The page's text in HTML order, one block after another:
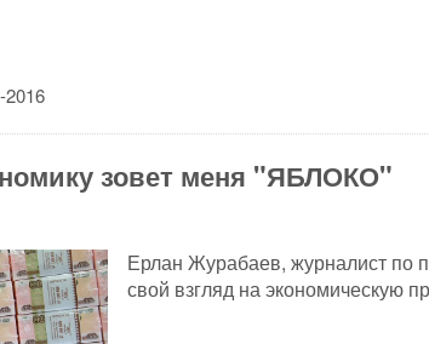
зовет меня "ЯБЛОКО"
Ерлан Журабаев, журналист по
свой взгляд на экономическую